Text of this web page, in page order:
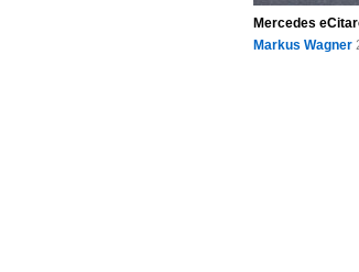
Mercedes
Markus Wagner